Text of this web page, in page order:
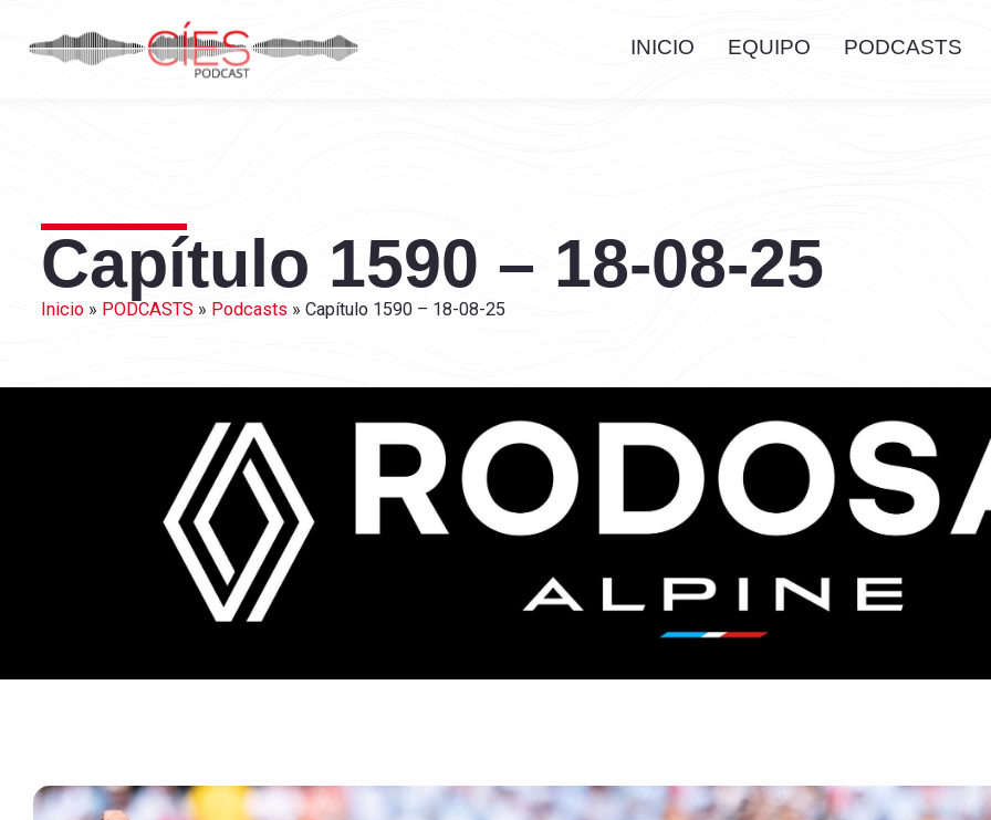
INICIO EQUIPO PODCASTS
Capítulo 1590 – 18-08-25
Inicio » PODCASTS » Podcasts » Capítulo 1590 – 18-08-25